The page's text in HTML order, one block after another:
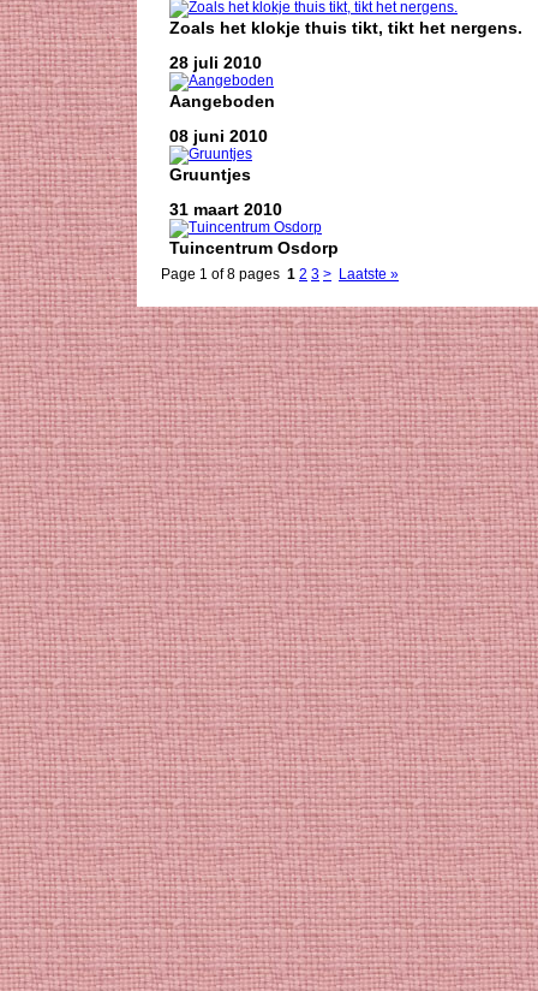
Zoals het klokje thuis tikt, tikt het nergens.
28 juli 2010
Aangeboden
08 juni 2010
Gruuntjes
31 maart 2010
Tuincentrum Osdorp
Page 1 of 8 pages 1 2 3 > Laatste »